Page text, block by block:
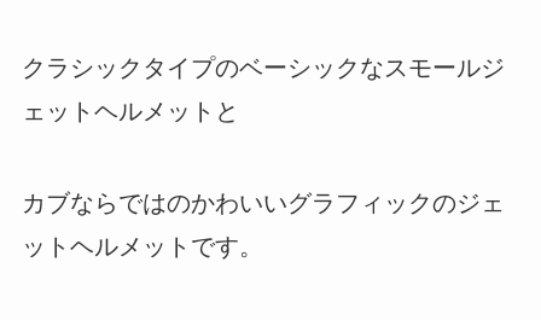
クラシックタイプのベーシックなスモールジ
ェットヘルメットと
カブならではのかわいいグラフィックのジェ
ットヘルメットです。